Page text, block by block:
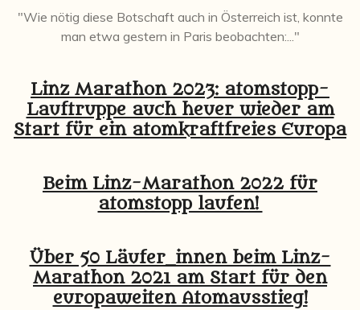
"Wie nötig diese Botschaft auch in Österreich ist, konnte
man etwa gestern in Paris beobachten:..."
Linz Marathon 2023: atomstopp-
Lauftruppe auch heuer wieder am
Start für ein atomkraftfreies Europa
Beim Linz-Marathon 2022 für
atomstopp laufen!
Über 50 Läufer_innen beim Linz-
Marathon 2021 am Start für den
europaweiten Atomausstieg!